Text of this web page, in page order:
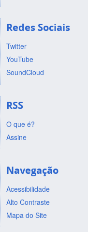
Redes Sociais
Twitter
YouTube
SoundCloud
RSS
O que é?
Assine
Navegação
Acessibilidade
Alto Contraste
Mapa do Site